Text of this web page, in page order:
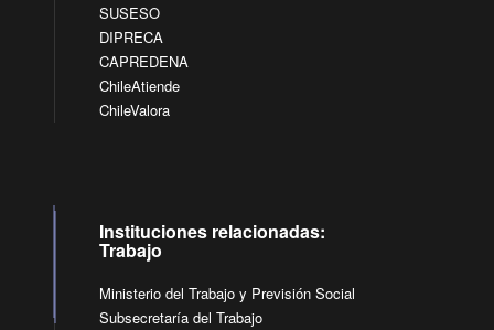
SUSESO
DIPRECA
CAPREDENA
ChileAtiende
ChileValora
Instituciones relacionadas:
Trabajo
Ministerio del Trabajo y Previsión Social
Subsecretaría del Trabajo